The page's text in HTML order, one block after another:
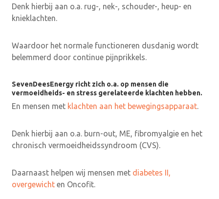
Denk hierbij aan o.a. rug-, nek-, schouder-, heup- en
knieklachten.
Waardoor het normale functioneren dusdanig wordt
belemmerd door continue pijnprikkels.
SevenDeesEnergy richt zich o.a. op mensen die
vermoeidheids- en stress gerelateerde klachten hebben.
En mensen met klachten aan het bewegingsapparaat.
Denk hierbij aan o.a. burn-out, ME, fibromyalgie en het
chronisch vermoeidheidssyndroom (CVS).
Daarnaast helpen wij mensen met diabetes II,
overgewicht en Oncofit.